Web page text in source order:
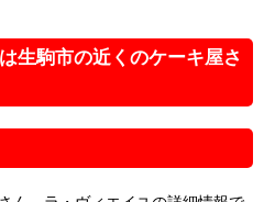
生駒市の近くのケーキ屋さ